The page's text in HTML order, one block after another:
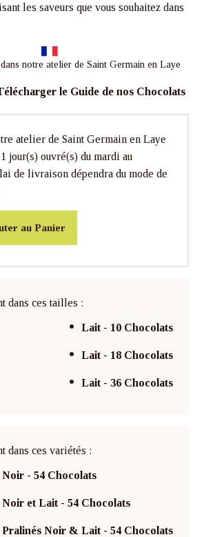
les saveurs que vous souhaitez dans
notre atelier de Saint Germain en Laye
le Guide de nos Chocolats
atelier de Saint Germain en Laye
jour(s) ouvré(s) du mardi au
de livraison dépendra du mode de
au Panier
dans ces tailles :
Lait - 10 Chocolats
Lait - 18 Chocolats
Lait - 36 Chocolats
dans ces variétés :
Noir - 54 Chocolats
Noir et Lait - 54 Chocolats
Pralinés Noir & Lait - 54 Chocolats